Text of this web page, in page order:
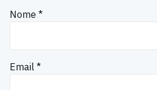
Nome *
Email *